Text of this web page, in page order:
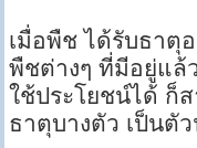
เมื่อพืช ได้รับธาตุ
พืชต่างๆ ที่มีอยู่แล้
ใช้ประโยชน์ได้ ก็
ธาตุบางตัว เป็นตั